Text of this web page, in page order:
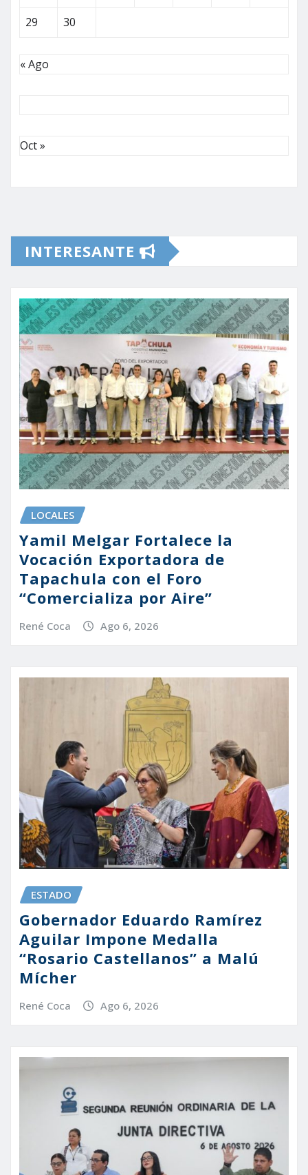
29
30
« Ago
Oct »
INTERESANTE
LOCALES
Yamil Melgar Fortalece la
Vocación Exportadora de
Tapachula con el Foro
“Comercializa por Aire”
René Coca Ago 6, 2026
ESTADO
Gobernador Eduardo Ramírez
Aguilar Impone Medalla
“Rosario Castellanos” a Malú
Mícher
René Coca Ago 6, 2026